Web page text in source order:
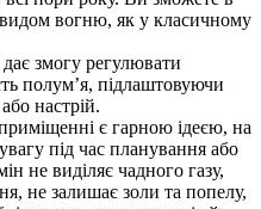
вогню, як у класичному
змогу регулювати
полум’я, підлаштовуючи
настрій.
є гарною ідеєю, на
під час планування або
не виділяє чадного газу,
не залишає золи та попелу,